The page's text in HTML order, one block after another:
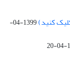
کنید)
1399-04-